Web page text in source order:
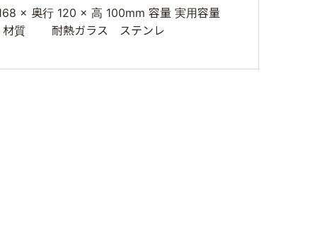
× 奥行 120 × 高 100mm 容量 実用容量
質 耐熱ガラス ステンレ